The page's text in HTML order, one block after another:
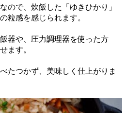
ので、炊飯した「ゆきひかり」
粒感を感じられます。
器や、圧力調理器を使った方
ます。
たつかず、美味しく仕上がりま